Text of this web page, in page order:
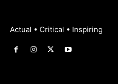
Actual • Critical • Inspiring